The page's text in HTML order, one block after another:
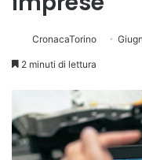
CronacaTorino
2 minuti di lettura